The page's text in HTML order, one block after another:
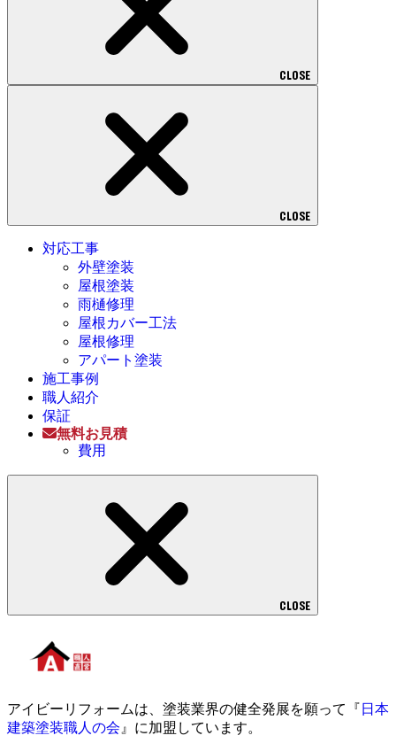
CLOSE
CLOSE
対応工事
外壁塗装
屋根塗装
雨樋修理
屋根カバー工法
屋根修理
アパート塗装
施工事例
職人紹介
保証
無料お見積
費用
CLOSE
アイビーリフォームは、塗装業界の健全発展を願って『 日本
建築塗装職人の会 』に加盟しています。